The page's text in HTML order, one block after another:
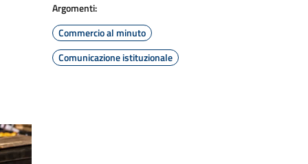
Argomenti:
Commercio al minuto
Comunicazione istituzionale